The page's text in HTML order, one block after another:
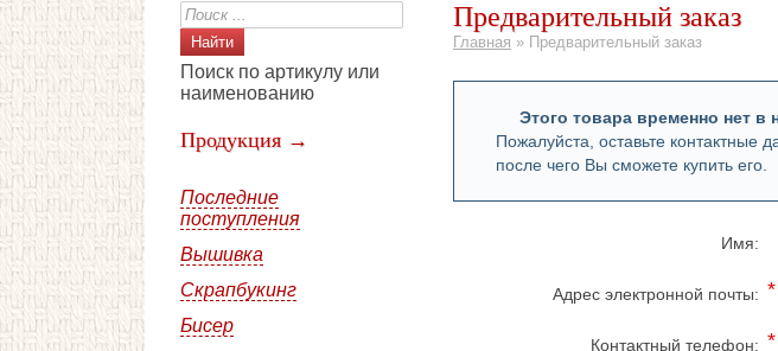
Поиск по артикулу или
наименованию
Продукция →
Последние
поступления
Вышивка
Скрапбукинг
Бисер
Предварительный заказ
Главная » Предварительный заказ
Этого товара временно нет в
Пожалуйста, оставьте контактные
после чего Вы сможете купить его.
Имя:
Адрес электронной почты: *
Контактный телефон: *